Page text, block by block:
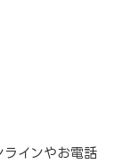
インやお電話